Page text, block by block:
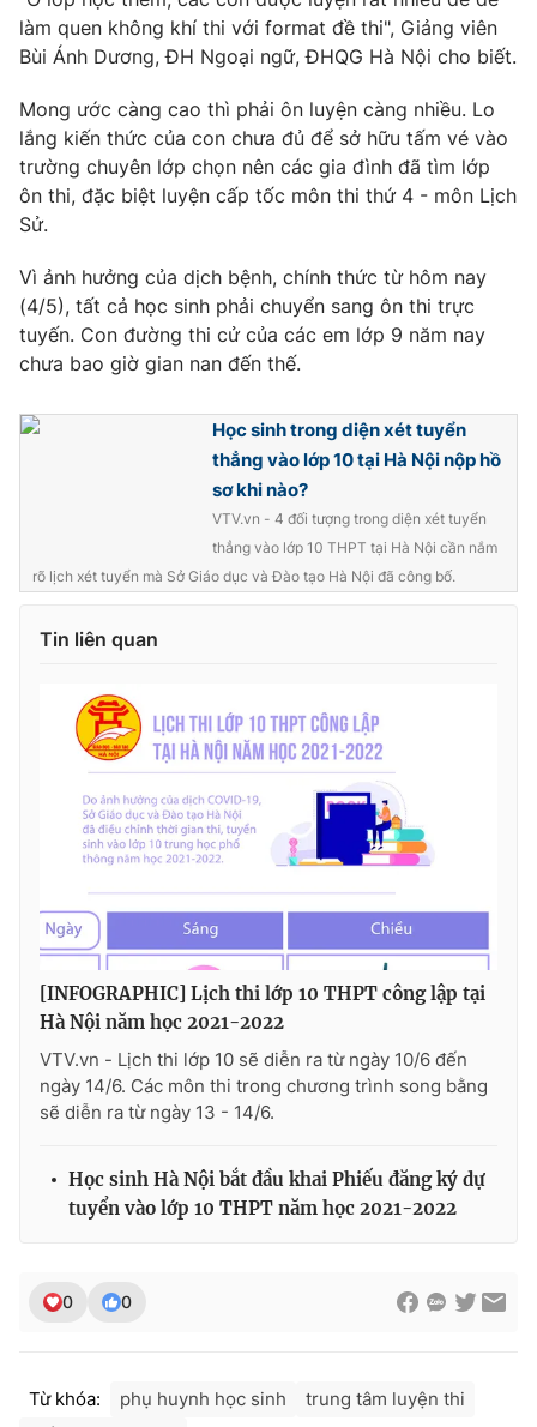
làm quen không khí thi với format đề thi", Giảng viên
Bùi Ánh Dương, ĐH Ngoại ngữ, ĐHQG Hà Nội cho biết.
Mong ước càng cao thì phải ôn luyện càng nhiều. Lo
lắng kiến thức của con chưa đủ để sở hữu tấm vé vào
trường chuyên lớp chọn nên các gia đình đã tìm lớp
ôn thi, đặc biệt luyện cấp tốc môn thi thứ 4 - môn Lịch
Sử.
Vì ảnh hưởng của dịch bệnh, chính thức từ hôm nay
(4/5), tất cả học sinh phải chuyển sang ôn thi trực
tuyến. Con đường thi cử của các em lớp 9 năm nay
chưa bao giờ gian nan đến thế.
Học sinh trong diện xét tuyển
thẳng vào lớp 10 tại Hà Nội nộp hồ
sơ khi nào?
VTV.vn - 4 đối tượng trong diện xét tuyển
thẳng vào lớp 10 THPT tại Hà Nội cần nắm
rõ lịch xét tuyển mà Sở Giáo dục và Đào tạo Hà Nội đã công bố.
Tin liên quan
[INFOGRAPHIC] Lịch thi lớp 10 THPT công lập tại
Hà Nội năm học 2021-2022
VTV.vn - Lịch thi lớp 10 sẽ diễn ra từ ngày 10/6 đến
ngày 14/6. Các môn thi trong chương trình song bằng
sẽ diễn ra từ ngày 13 - 14/6.
Học sinh Hà Nội bắt đầu khai Phiếu đăng ký dự
tuyển vào lớp 10 THPT năm học 2021-2022
0 0
Từ khóa: phụ huynh học sinh
trung tâm luyện thi